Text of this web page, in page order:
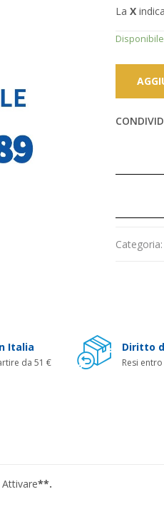
La X
Disponibile
Categoria:
Italia
da 51 €
Diritto
Resi
Attivare**.